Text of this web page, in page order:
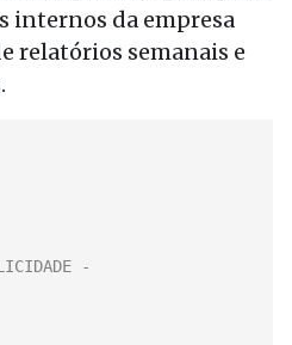
internos da empresa
relatórios semanais e